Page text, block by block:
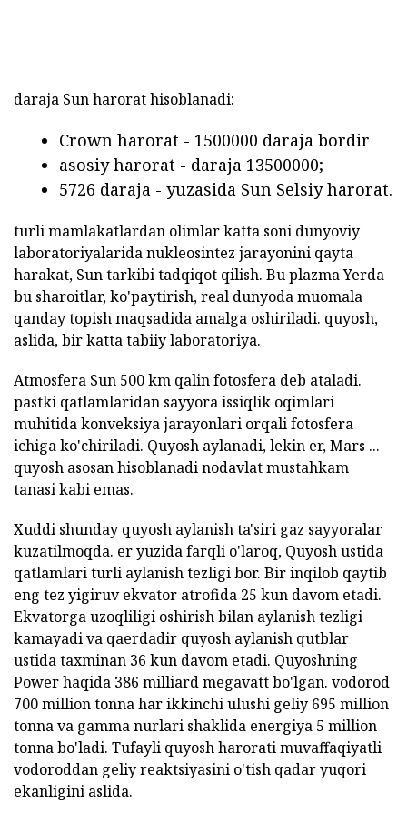
daraja Sun harorat hisoblanadi:
Crown harorat - 1500000 daraja bordir
asosiy harorat - daraja 13500000;
5726 daraja - yuzasida Sun Selsiy harorat.
turli mamlakatlardan olimlar katta soni dunyoviy
laboratoriyalarida nukleosintez jarayonini qayta
harakat, Sun tarkibi tadqiqot qilish. Bu plazma Yerda
bu sharoitlar, ko'paytirish, real dunyoda muomala
qanday topish maqsadida amalga oshiriladi. quyosh,
aslida, bir katta tabiiy laboratoriya.
Atmosfera Sun 500 km qalin fotosfera deb ataladi.
pastki qatlamlaridan sayyora issiqlik oqimlari
muhitida konveksiya jarayonlari orqali fotosfera
ichiga ko'chiriladi. Quyosh aylanadi, lekin er, Mars ...
quyosh asosan hisoblanadi nodavlat mustahkam
tanasi kabi emas.
Xuddi shunday quyosh aylanish ta'siri gaz sayyoralar
kuzatilmoqda. er yuzida farqli o'laroq, Quyosh ustida
qatlamlari turli aylanish tezligi bor. Bir inqilob qaytib
eng tez yigiruv ekvator atrofida 25 kun davom etadi.
Ekvatorga uzoqliligi oshirish bilan aylanish tezligi
kamayadi va qaerdadir quyosh aylanish qutblar
ustida taxminan 36 kun davom etadi. Quyoshning
Power haqida 386 milliard megavatt bo'lgan. vodorod
700 million tonna har ikkinchi ulushi geliy 695 million
tonna va gamma nurlari shaklida energiya 5 million
tonna bo'ladi. Tufayli quyosh harorati muvaffaqiyatli
vodoroddan geliy reaktsiyasini o'tish qadar yuqori
ekanligini aslida.